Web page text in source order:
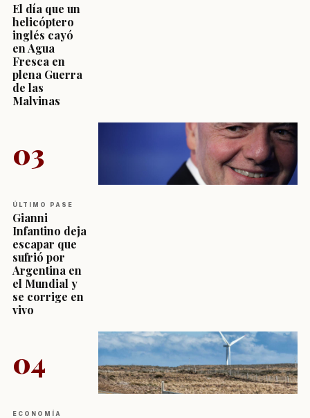
El día que un
helicóptero
inglés cayó
en Agua
Fresca en
plena Guerra
de las
Malvinas
03
ÚLTIMO PASE
Gianni
Infantino deja
escapar que
sufrió por
Argentina en
el Mundial y
se corrige en
vivo
04
ECONOMÍA